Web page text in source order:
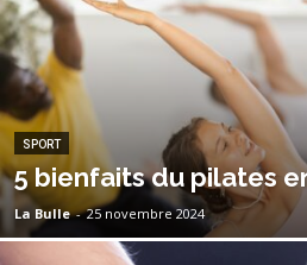
SPORT
5 bienfaits du pilates
La Bulle - 25 novembre 2024